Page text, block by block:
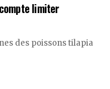
limiter
des poissons tilapia